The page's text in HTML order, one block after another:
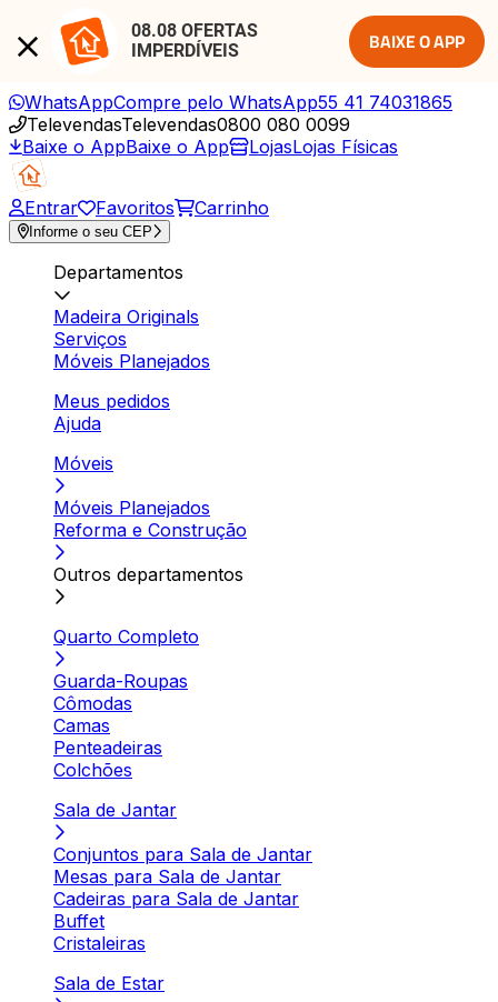
08.08 OFERTAS
IMPERDÍVEIS
BAIXE O APP
WhatsAppCompre pelo WhatsApp55 41 74031865
TelevendasTelevendas0800 080 0099
Baixe o AppBaixe o App LojasLojas Físicas
Entrar Favoritos Carrinho
Informe o seu CEP
Departamentos
Madeira Originals
Serviços
Móveis Planejados
Meus pedidos
Ajuda
Móveis
Móveis Planejados
Reforma e Construção
Outros departamentos
Quarto Completo
Guarda-Roupas
Cômodas
Camas
Penteadeiras
Colchões
Sala de Jantar
Conjuntos para Sala de Jantar
Mesas para Sala de Jantar
Cadeiras para Sala de Jantar
Buffet
Cristaleiras
Sala de Estar